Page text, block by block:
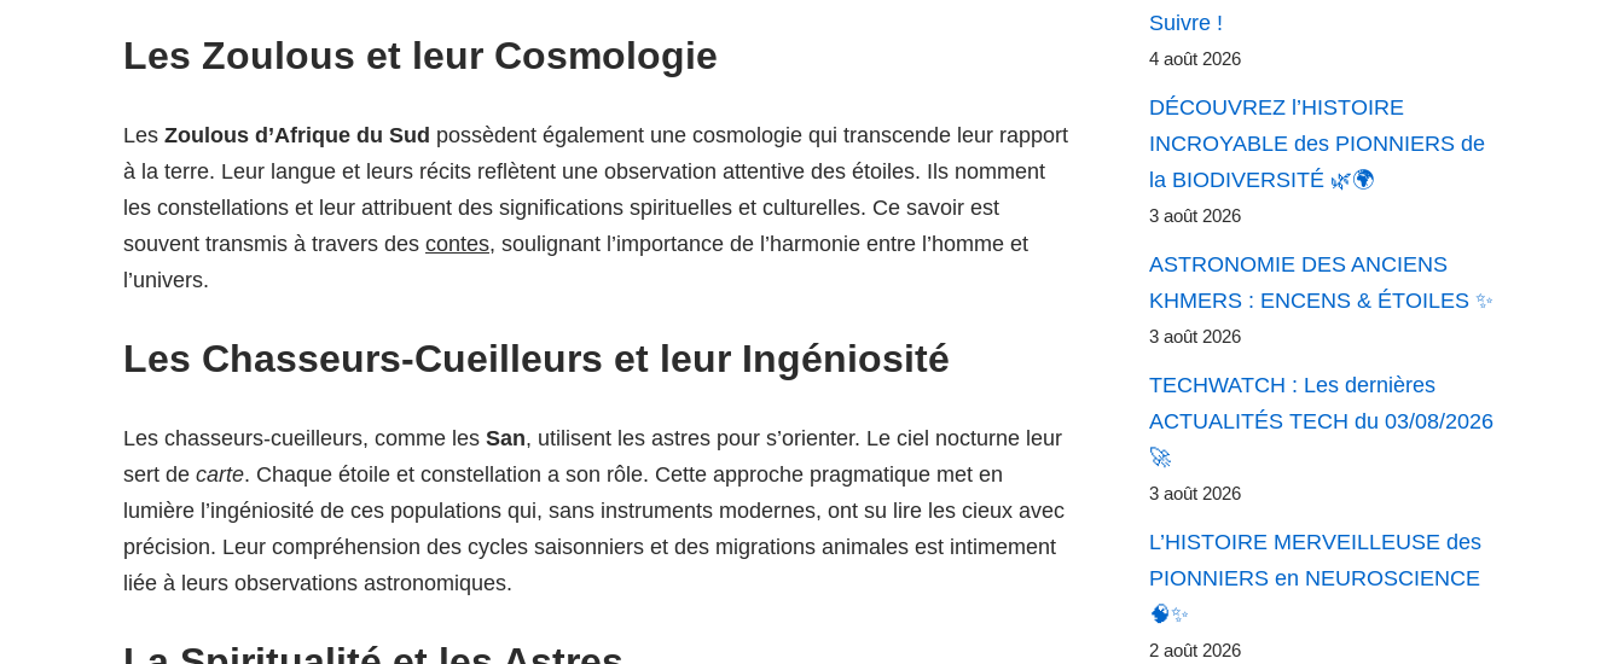
Les Zoulous et leur Cosmologie
Les Zoulous d’Afrique du Sud possèdent également une cosmologie qui transcende leur rapport
à la terre. Leur langue et leurs récits reflètent une observation attentive des étoiles. Ils nomment
les constellations et leur attribuent des significations spirituelles et culturelles. Ce savoir est
souvent transmis à travers des contes, soulignant l’importance de l’harmonie entre l’homme et
l’univers.
Les Chasseurs-Cueilleurs et leur Ingéniosité
Les chasseurs-cueilleurs, comme les San, utilisent les astres pour s’orienter. Le ciel nocturne leur
sert de carte. Chaque étoile et constellation a son rôle. Cette approche pragmatique met en
lumière l’ingéniosité de ces populations qui, sans instruments modernes, ont su lire les cieux avec
précision. Leur compréhension des cycles saisonniers et des migrations animales est intimement
liée à leurs observations astronomiques.
Suivre !
4 août 2026
DÉCOUVREZ l’HISTOIRE
INCROYABLE des PIONNIERS de
la BIODIVERSITÉ 🌿🌍
3 août 2026
ASTRONOMIE DES ANCIENS
KHMERS : ENCENS & ÉTOILES ✨
3 août 2026
TECHWATCH : Les dernières
ACTUALITÉS TECH du 03/08/2026
🚀
3 août 2026
L’HISTOIRE MERVEILLEUSE des
PIONNIERS en NEUROSCIENCE
🧠✨
2 août 2026